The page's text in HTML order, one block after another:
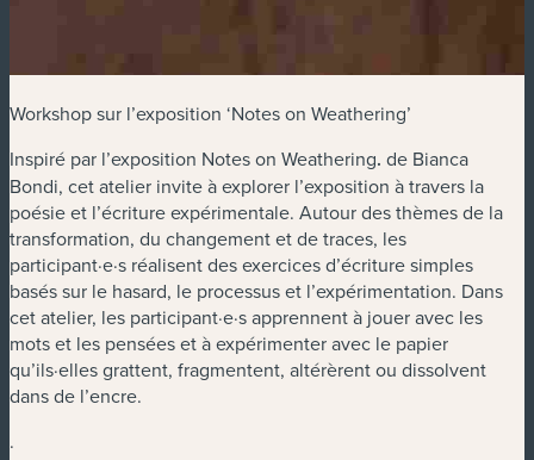
Workshop sur l’exposition ‘Notes on Weathering’
Inspiré par l’exposition Notes on Weathering. de Bianca
Bondi, cet atelier invite à explorer l’exposition à travers la
poésie et l’écriture expérimentale. Autour des thèmes de la
transformation, du changement et de traces, les
participant·e·s réalisent des exercices d’écriture simples
basés sur le hasard, le processus et l’expérimentation. Dans
cet atelier, les participant·e·s apprennent à jouer avec les
mots et les pensées et à expérimenter avec le papier
qu’ils·elles grattent, fragmentent, altérèrent ou dissolvent
dans de l’encre.
.